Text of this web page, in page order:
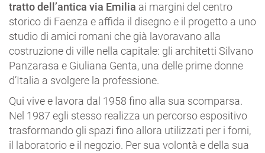
tratto dell’antica via Emilia ai margini del centro
storico di Faenza e affida il disegno e il progetto a uno
studio di amici romani che già lavoravano alla
costruzione di ville nella capitale: gli architetti Silvano
Panzarasa e Giuliana Genta, una delle prime donne
d’Italia a svolgere la professione.
Qui vive e lavora dal 1958 fino alla sua scomparsa.
Nel 1987 egli stesso realizza un percorso espositivo
trasformando gli spazi fino allora utilizzati per i forni,
il laboratorio e il negozio. Per sua volontà e della sua